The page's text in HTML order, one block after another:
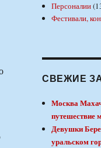
Персоналии
Фестивали,
СВЕЖИЕ
Москва
путешествие
Девушки
уральском